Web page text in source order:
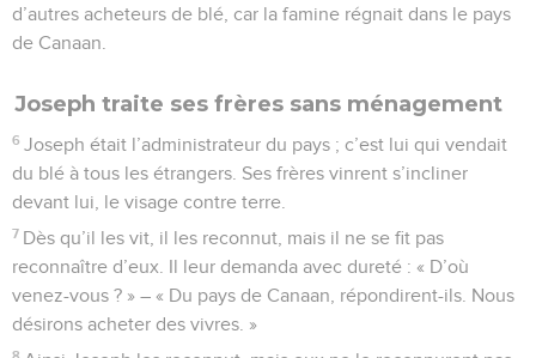
d’autres acheteurs de blé, car la famine régnait dans le pays
de Canaan.
Joseph traite ses frères sans ménagement
6 Joseph était l’administrateur du pays ; c’est lui qui vendait
du blé à tous les étrangers. Ses frères vinrent s’incliner
devant lui, le visage contre terre.
7 Dès qu’il les vit, il les reconnut, mais il ne se fit pas
reconnaître d’eux. Il leur demanda avec dureté : « D’où
venez-vous ? » – « Du pays de Canaan, répondirent-ils. Nous
désirons acheter des vivres. »
8